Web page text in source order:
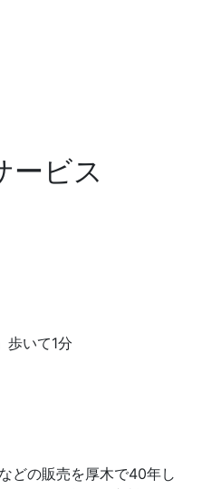
ービス
歩いて1分
どの販売を厚木で40年し